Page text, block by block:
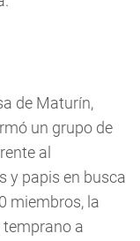
de Maturín,
un grupo de
al
y papis en busca
miembros, la
temprano a